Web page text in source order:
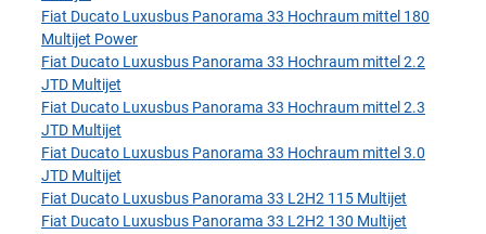
Fiat Ducato Luxusbus Panorama 33 Hochraum mittel 180
Multijet Power
Fiat Ducato Luxusbus Panorama 33 Hochraum mittel 2.2
JTD Multijet
Fiat Ducato Luxusbus Panorama 33 Hochraum mittel 2.3
JTD Multijet
Fiat Ducato Luxusbus Panorama 33 Hochraum mittel 3.0
JTD Multijet
Fiat Ducato Luxusbus Panorama 33 L2H2 115 Multijet
Fiat Ducato Luxusbus Panorama 33 L2H2 130 Multijet